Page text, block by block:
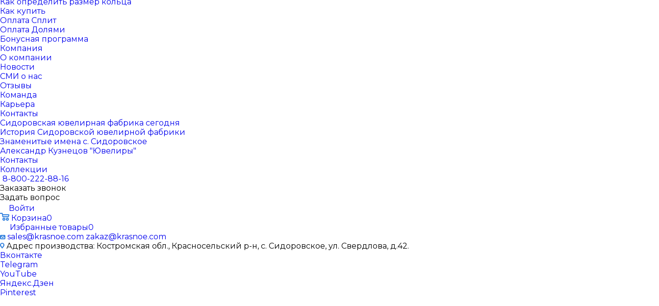
Как купить
Оплата Сплит
Оплата Долями
Бонусная программа
Компания
О компании
Новости
СМИ о нас
Отзывы
Команда
Карьера
Контакты
Сидоровская ювелирная фабрика сегодня
История Сидоровской ювелирной фабрики
Знаменитые имена с. Сидоровское
Александр Кузнецов "Ювелиры"
Контакты
Коллекции
8-800-222-88-16
Заказать звонок
Задать вопрос
Войти
Корзина0
Избранные товары0
sales@krasnoe.com zakaz@krasnoe.com
Адрес производства: Костромская обл., Красносельский р-н, с. Сидоровское, ул. Свердлова, д.42.
Вконтакте
Telegram
YouTube
Яндекс.Дзен
Pinterest